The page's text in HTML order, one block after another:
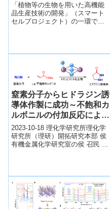
「植物等の生物を用いた高機能
品生産技術の開発」（スマート
セルプロジェクト）の一環で、
ットフォーム（DBRP）に集積し
窒素分子からヒドラジン誘
導体作製に成功～不飽和カ
ルボニルの付加反応による
含窒素有機物の直接合成～
2023-10-18 理化学研究所理化学
研究所（理研）開拓研究本部 侯
有機金属化学研究室の侯 召民 主